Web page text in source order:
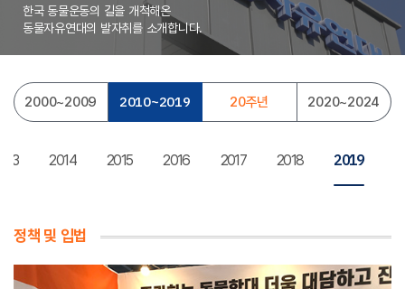
한국 동물운동의 길을 개척해온
동물자유연대의 발자취를 소개합니다.
2000~2009 2010~2019 20주년 2020~2024
2014 2015 2016 2017 2018 2019
정책 및 입법